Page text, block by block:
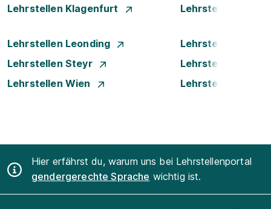
Lehrstellen Klagenfurt
Lehrstellen
Lehrstellen Leonding
Lehrstellen Linz
Lehrstellen Steyr
Lehrstellen Traun
Lehrstellen Wien
Lehrstellen
Hier erfährst du, warum uns bei Lehrstellenportal
gendergerechte Sprache wichtig ist.